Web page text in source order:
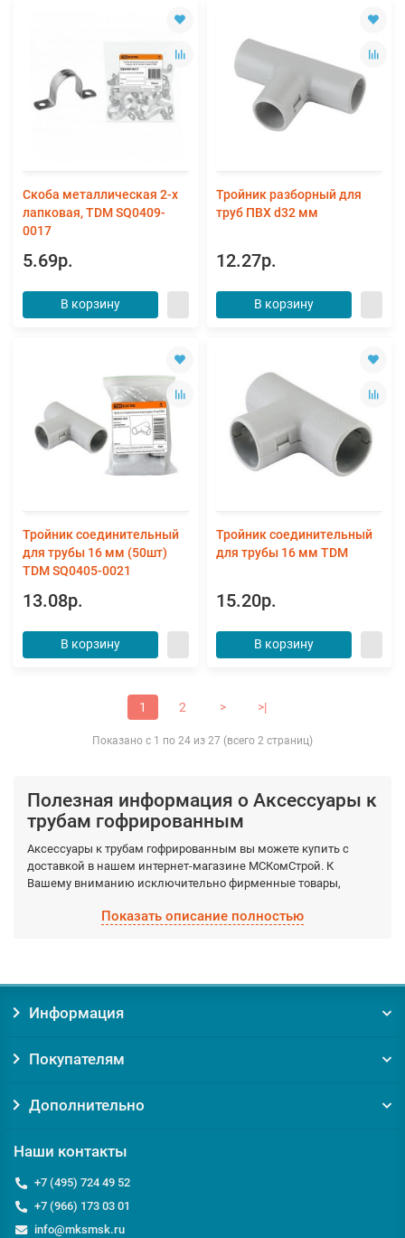
Скоба металлическая 2-х
лапковая, TDM SQ0409-
0017
5.69р.
В корзину
Тройник разборный для
труб ПВХ d32 мм
12.27р.
В корзину
Тройник соединительный
для трубы 16 мм (50шт)
TDM SQ0405-0021
13.08р.
В корзину
Тройник соединительный
для трубы 16 мм TDM
15.20р.
В корзину
1 2 > >|
Показано с 1 по 24 из 27 (всего 2 страниц)
Полезная информация о Аксессуары к
трубам гофрированным
Аксессуары к трубам гофрированным вы можете купить с
доставкой в нашем интернет-магазине МСКомСтрой. К
Вашему вниманию исключительно фирменные товары,
производятся фабрично из качественных материалов.
Заказывая товар Аксессуары к трубам гофрированным у нас,
Уверенность в оригинальности товара. Мы против
Гарантию на товар от производителя;
Доставку по Москве от 0 руб;
курьером или транспортной компанией;
Показать описание полностью
Информация
Покупателям
Дополнительно
Наши контакты
+7 (495) 724 49 52
+7 (966) 173 03 01
info@mksmsk.ru